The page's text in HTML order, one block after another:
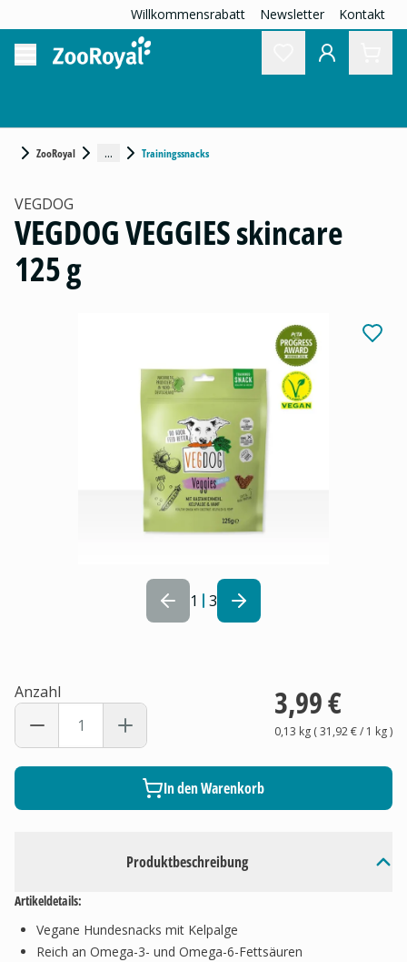
Willkommensrabatt Newsletter Kontakt
ZooRoyal ... Trainingssnacks
1 3
Produktbeschreibung
Artikeldetails:
Vegane Hundesnacks mit Kelpalge
Reich an Omega-3- und Omega-6-Fettsäuren
VEGDOG
VEGDOG VEGGIES skincare
125 g
Anzahl 3,99 €
0,13 kg(31,92 €/ 1 kg)
In den Warenkorb